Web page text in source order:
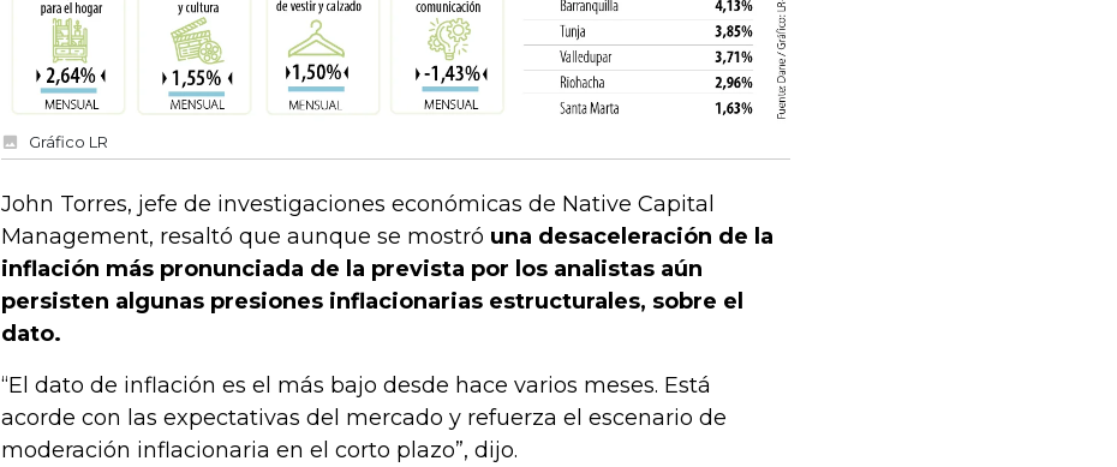
Gráfico LR
John Torres, jefe de investigaciones económicas de Native Capital
Management, resaltó que aunque se mostró una desaceleración de la
inflación más pronunciada de la prevista por los analistas aún
persisten algunas presiones inflacionarias estructurales, sobre el
dato.
“El dato de inflación es el más bajo desde hace varios meses. Está
acorde con las expectativas del mercado y refuerza el escenario de
moderación inflacionaria en el corto plazo”, dijo.